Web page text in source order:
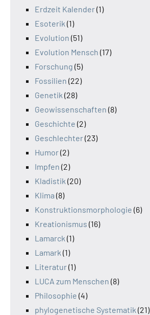
Erdzeit Kalender(1)
Esoterik (1)
Evolution (51)
Evolution Mensch (17)
Forschung (5)
Fossilien (22)
Genetik (28)
Geowissenschaften (8)
Geschichte (2)
Geschlechter(23)
Humor(2)
Impfen (2)
Kladistik (20)
Klima (8)
Konstruktionsmorphologie (6)
Kreationismus (16)
Lamarck (1)
Lamark (1)
Literatur(1)
LUCA zum Menschen (8)
Philosophie (4)
phylogenetische Systematik (21)